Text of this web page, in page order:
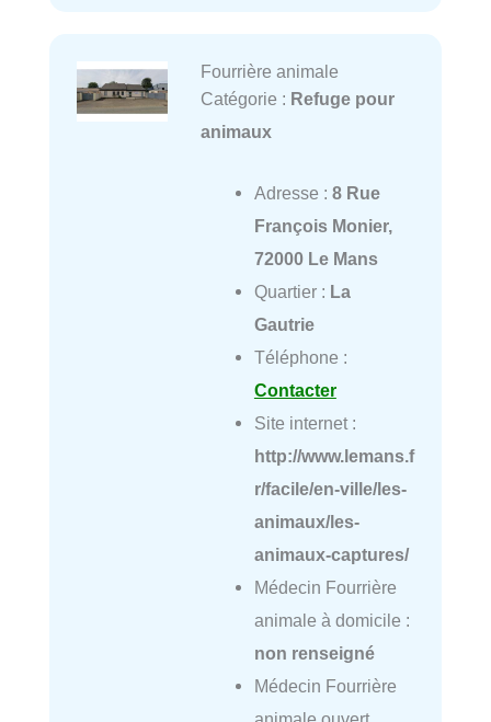
Fourrière animale
Catégorie : Refuge pour
animaux
Adresse : 8 Rue
François Monier,
72000 Le Mans
Quartier : La
Gautrie
Téléphone :
Contacter
Site internet :
http://www.lemans.f
r/facile/en-ville/les-
animaux/les-
animaux-captures/
Médecin Fourrière
animale à domicile :
non renseigné
Médecin Fourrière